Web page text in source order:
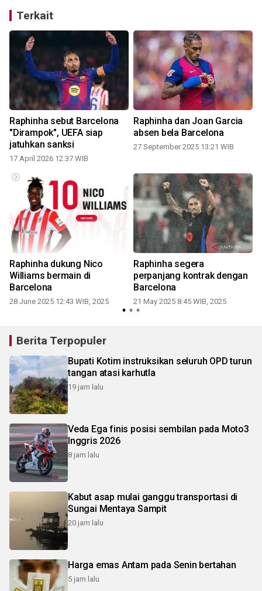
Terkait
Raphinha sebut Barcelona
"Dirampok", UEFA siap
jatuhkan sanksi
17 April 2026 12:37 WIB
Raphinha dan Joan Garcia
absen bela Barcelona
27 September 2025 13:21 WIB
Raphinha dukung Nico
Williams bermain di
Barcelona
28 June 2025 12:43 WIB, 2025
Raphinha segera
perpanjang kontrak dengan
Barcelona
21 May 2025 8:45 WIB, 2025
Berita Terpopuler
Bupati Kotim instruksikan seluruh OPD turun
tangan atasi karhutla
19 jam lalu
Veda Ega finis posisi sembilan pada Moto3
Inggris 2026
8 jam lalu
Kabut asap mulai ganggu transportasi di
Sungai Mentaya Sampit
20 jam lalu
Harga emas Antam pada Senin bertahan
5 jam lalu